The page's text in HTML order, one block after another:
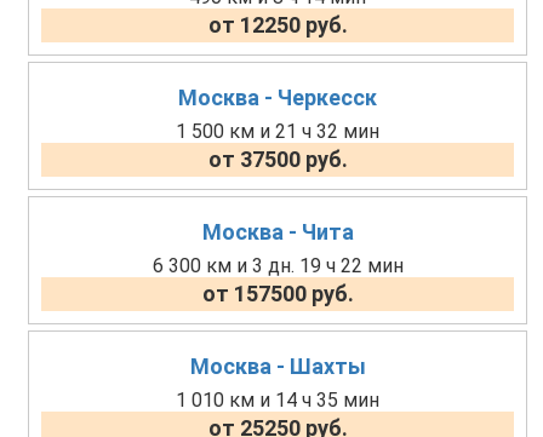
от 12250 руб.
Москва - Черкесск
1 500 км и 21 ч 32 мин
от 37500 руб.
Москва - Чита
6 300 км и 3 дн. 19 ч 22 мин
от 157500 руб.
Москва - Шахты
1 010 км и 14 ч 35 мин
от 25250 руб.